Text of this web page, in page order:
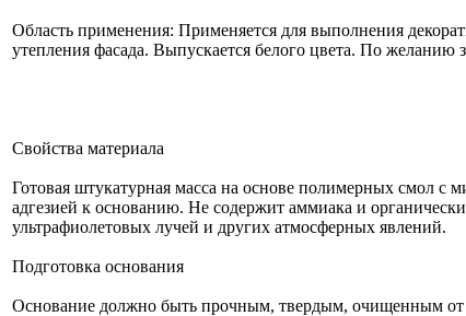
Область применения: Применяется для выполнения
утепления фасада. Выпускается белого цвета. По желанию
Свойства материала
Готовая штукатурная масса на основе полимерных смол с
адгезией к основанию. Не содержит аммиака и
ультрафиолетовых лучей и других атмосферных явлений.
Подготовка основания
Основание должно быть прочным, твердым, очищенным от